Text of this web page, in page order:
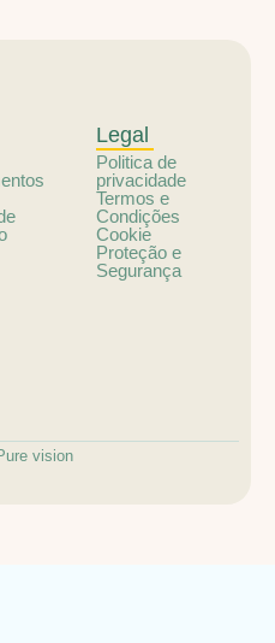
Legal
Politica de
privacidade
Termos e
Condições
Cookie
Proteção e
Segurança
vision